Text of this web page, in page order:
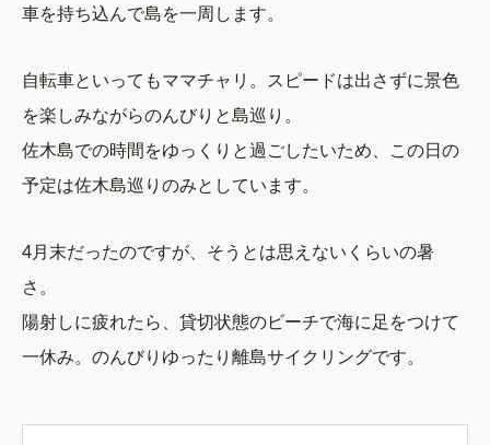
車を持ち込んで島を一周します。
自転車といってもママチャリ。スピードは出さずに景色
を楽しみながらのんびりと島巡り。
佐木島での時間をゆっくりと過ごしたいため、この日の
予定は佐木島巡りのみとしています。
4月末だったのですが、そうとは思えないくらいの暑
さ。
陽射しに疲れたら、貸切状態のビーチで海に足をつけて
一休み。のんびりゆったり離島サイクリングです。